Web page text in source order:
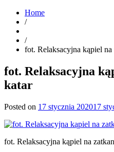
Home
/
/
fot. Relaksacyjna kąpiel
fot. Relaksacyjna
katar
Posted on 17 stycznia 202017
fot. Relaksacyjna kąpiel na